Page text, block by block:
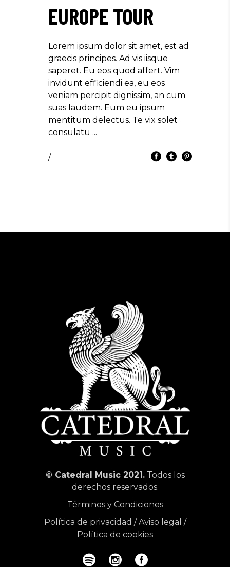
EUROPE TOUR
Lorem ipsum dolor sit amet, est ad
graecis principes. Ad vis iisque
saperet. Eu eos quod affert. Vim
invidunt efficiendi ea, eu eos
veniam percipit dignissim, an cum
suas laudem. Eum eu ipsum
mentitum delectus. Te vix solet
consulatu
/
© Catedral Music 2021.Todos los
derechos reservados.
Términos y Condiciones
Política de privacidad /Aviso legal /
Política de cookies